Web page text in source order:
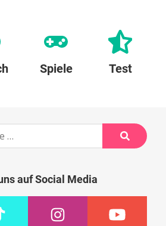
Spiele Test
Suche
auf Social Media